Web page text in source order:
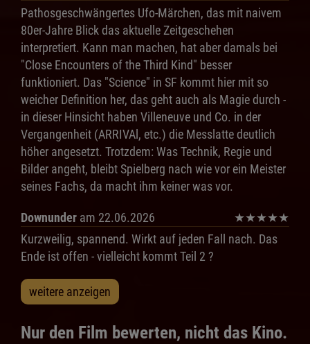
Pathosgeschwängertes Ufo-Märchen, das mit naivem
80er-Jahre Blick das aktuelle Zeitgeschehen
interpretiert. Kann man machen, hat aber damals bei
"Close Encounters of the Third Kind" besser
funktioniert. Das "Science" in SF kommt hier mit so
weicher Definition her, das geht auch als Magie durch -
in dieser Hinsicht haben Villeneuve und Co. in der
Vergangenheit (ARRIVAl, etc.) die Messlatte deutlich
höher angesetzt. Trotzdem: Was Technik, Regie und
Bilder angeht, bleibt Spielberg nach wie vor ein Meister
seines Fachs, da macht ihm keiner was vor.
Downunder am 22.06.2026 ★★★★★
Kurzweilig, spannend. Wirkt auf jeden Fall nach. Das
Ende ist offen - vielleicht kommt Teil 2 ?
weitere anzeigen
Nur den Film bewerten, nicht das Kino.